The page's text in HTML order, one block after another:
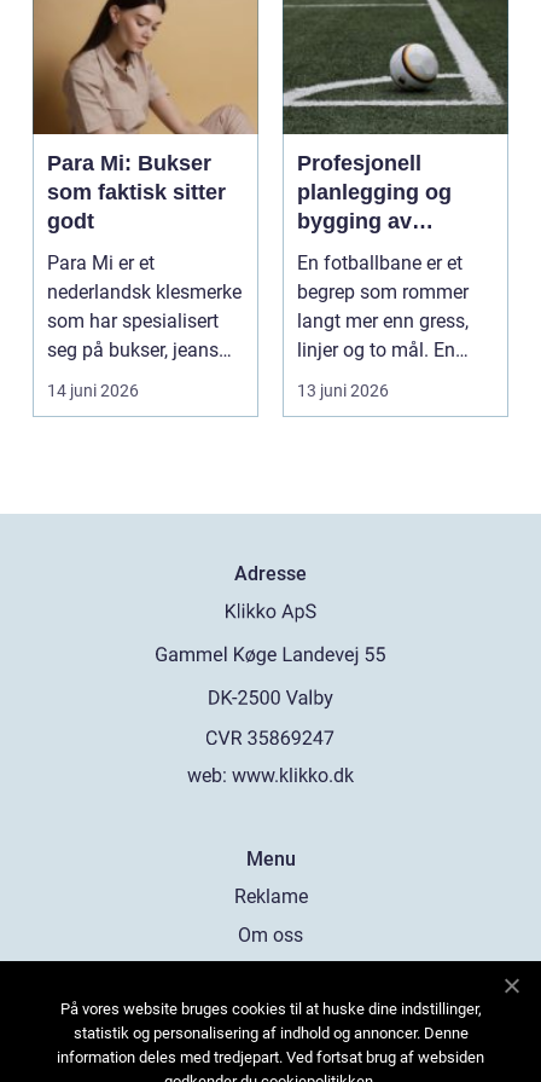
Para Mi: Bukser
som faktisk sitter
godt
Para Mi er et
nederlandsk klesmerke
som har spesialisert
seg på bukser, jeans
og skjørt...
14 juni 2026
Profesjonell
planlegging og
bygging av
fotballbane
En fotballbane er et
begrep som rommer
langt mer enn gress,
linjer og to mål. En
moderne bane ...
13 juni 2026
Adresse
web: www.klikko.dk
Menu
Reklame
Om oss
Kontakt Oss
Sitemap
På vores website bruges cookies til at huske dine indstillinger,
statistik og personalisering af indhold og annoncer. Denne
information deles med tredjepart. Ved fortsat brug af websiden